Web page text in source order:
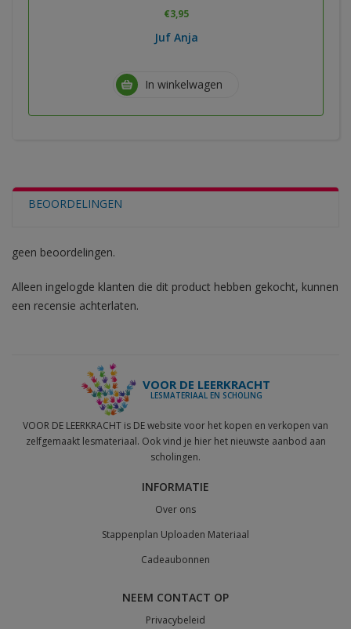
€3,95
Juf Anja
In winkelwagen
BEOORDELINGEN
geen beoordelingen.
Alleen ingelogde klanten die dit product hebben gekocht, kunnen
een recensie achterlaten.
VOOR DE LEERKRACHT
LESMATERIAAL EN SCHOLING
VOOR DE LEERKRACHT is DE website voor het kopen en verkopen van
zelfgemaakt lesmateriaal. Ook vind je hier het nieuwste aanbod aan
scholingen.
INFORMATIE
Over ons
Stappenplan Uploaden Materiaal
Cadeaubonnen
NEEM CONTACT OP
Privacybeleid